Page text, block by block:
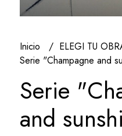
Inicio
ELEGI TU
Serie "Champagne and
Serie
and